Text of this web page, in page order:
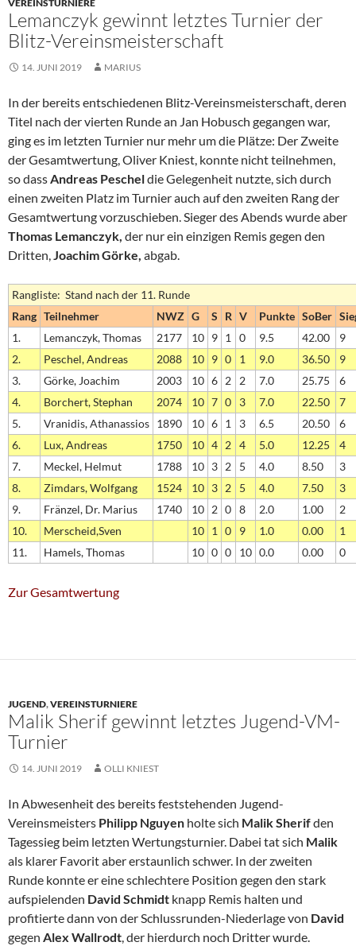
VEREINSTURNIERE
Lemanczyk gewinnt letztes Turnier der
Blitz-Vereinsmeisterschaft
14. JUNI 2019 MARIUS
In der bereits entschiedenen Blitz-Vereinsmeisterschaft, deren
Titel nach der vierten Runde an Jan Hobusch gegangen war,
ging es im letzten Turnier nur mehr um die Plätze: Der Zweite
der Gesamtwertung, Oliver Kniest, konnte nicht teilnehmen,
so dassAndreas Pescheldie Gelegenheit nutzte, sich durch
einen zweiten Platz im Turnier auch auf den zweiten Rang der
Gesamtwertung vorzuschieben. Sieger des Abends wurde aber
Thomas Lemanczyk, der nur ein einzigen Remis gegen den
Dritten,Joachim Görke, abgab.
Rangliste: Stand nach der 11. Runde
Rang Teilnehmer NWZ G S R V Punkte SoBer
1.
Lemanczyk, Thomas 2177 10 9 1 0 9.5 42.00
9
2.
Peschel, Andreas 2088 10 9 0 1 9.0 36.50
9
3.
Görke, Joachim 2003 10 6 2 2 7.0 25.75
6
4.
Borchert, Stephan 2074 10 7 0 3 7.0 22.50
7
5.
Vranidis, Athanassios 1890 10 6 1 3 6.5 20.50
6
6.
Lux, Andreas 1750 10 4 2 4 5.0 12.25
4
7.
Meckel, Helmut 1788 10 3 2 5 4.0 8.50
3
8.
Zimdars, Wolfgang 1524 10 3 2 5 4.0 7.50
3
9.
Fränzel, Dr. Marius 1740 10 2 0 8 2.0 1.00
2
10.
Merscheid,Sven 10 1 0 9 1.0 0.00
1
11.
Hamels, Thomas 10 0 0 10 0.0 0.00 0
Zur Gesamtwertung
JUGEND,VEREINSTURNIERE
Malik Sherif gewinnt letztes Jugend-VM-
Turnier
14. JUNI 2019 OLLI KNIEST
In Abwesenheit des bereits feststehenden Jugend-
Vereinsmeisters Philipp Nguyen holte sich Malik Sherifden
Tagessieg beim letzten Wertungsturnier. Dabei tat sich Malik
als klarer Favorit aber erstaunlich schwer. In der zweiten
Runde konnte er eine schlechtere Position gegen den stark
aufspielenden David Schmidt knapp Remis halten und
profitierte dann von der Schlussrunden-Niederlage von David
gegen Alex Wallrodt, der hierdurch noch Dritter wurde.